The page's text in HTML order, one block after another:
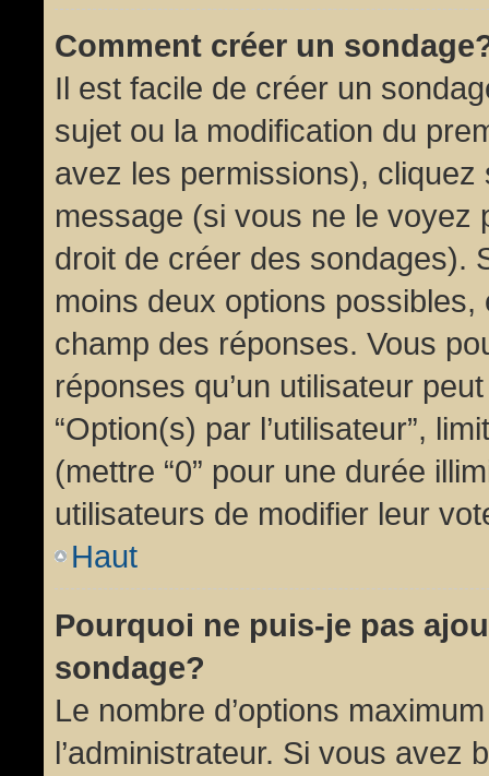
Comment créer un
Il est facile de créer un
sujet ou la modification du
avez les permissions), cliquez
message (si vous ne le voyez
droit de créer des sondages).
moins deux options
champ des réponses. Vous
réponses qu’un utilisateur
“Option(s) par l’utilisateur”,
(mettre “0” pour une durée
utilisateurs de modifier leur
Haut
Pourquoi ne puis-je pas
sondage?
Le nombre d’options
l’administrateur. Si vous avez